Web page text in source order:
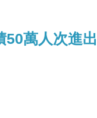
萬人次進出